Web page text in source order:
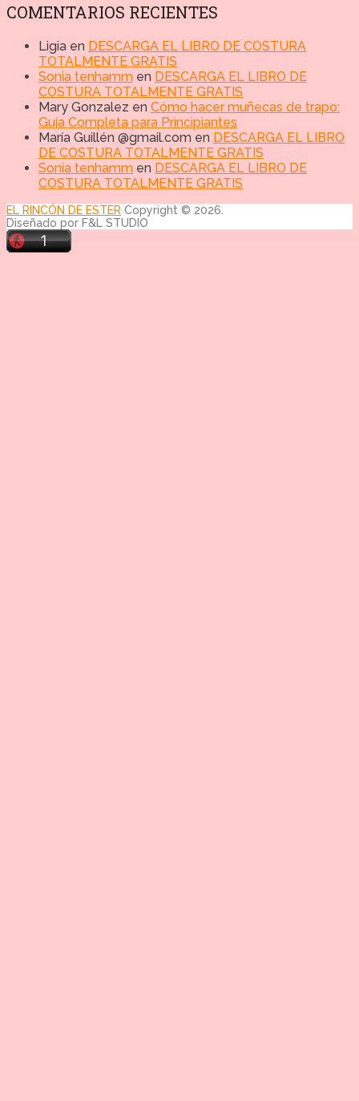
COMENTARIOS RECIENTES
Ligia en DESCARGA EL LIBRO DE COSTURA
TOTALMENTE GRATIS
Sonia tenhamm en DESCARGA EL LIBRO DE
COSTURA TOTALMENTE GRATIS
Mary Gonzalez en Cómo hacer muñecas de trapo:
Guía Completa para Principiantes
María Guillén @gmail.com en DESCARGA EL LIBRO
DE COSTURA TOTALMENTE GRATIS
Sonia tenhamm en DESCARGA EL LIBRO DE
COSTURA TOTALMENTE GRATIS
EL RINCÓN DE ESTER Copyright © 2026.
Diseñado por F&L STUDIO